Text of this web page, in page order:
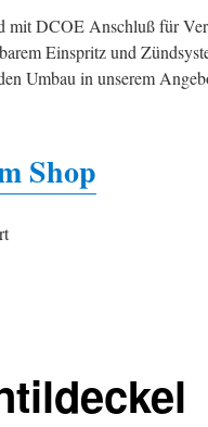
mit DCOE Anschluß für
Einspritz und
Umbau in unserem
Shop